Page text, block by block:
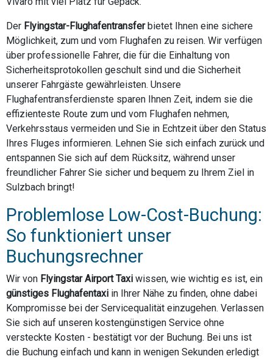
Der Flyingstar-Flughafentransferbietet Ihnen eine sichere
Möglichkeit, zum und vom Flughafen zu reisen. Wir verfügen
über professionelle Fahrer, die für die Einhaltung von
Sicherheitsprotokollen geschult sind und die Sicherheit
unserer Fahrgäste gewährleisten. Unsere
Flughafentransferdienste sparen Ihnen Zeit, indem sie die
effizienteste Route zum und vom Flughafen nehmen,
Verkehrsstaus vermeiden und Sie in Echtzeit über den Status
Ihres Fluges informieren. Lehnen Sie sich einfach zurück und
entspannen Sie sich auf dem Rücksitz, während unser
freundlicher Fahrer Sie sicher und bequem zu Ihrem Ziel in
Sulzbach bringt!
Problemlose Low-Cost-Buchung:
So funktioniert unser
Buchungsrechner
Wir von Flyingstar Airport Taxi wissen, wie wichtig es ist, ein
günstiges Flughafentaxi in Ihrer Nähe zu finden, ohne dabei
Kompromisse bei der Servicequalität einzugehen. Verlassen
Sie sich auf unseren kostengünstigen Service ohne
versteckte Kosten - bestätigt vor der Buchung. Bei uns ist
die Buchung einfach und kann in wenigen Sekunden erledigt